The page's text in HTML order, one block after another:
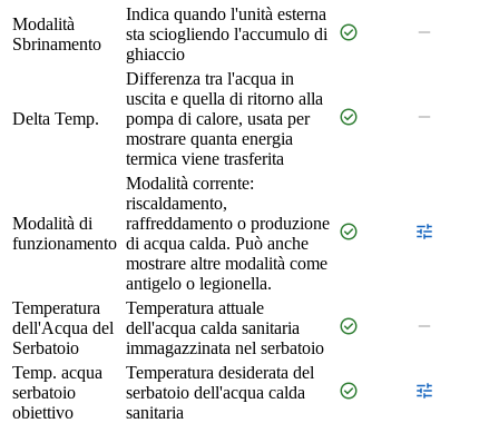
Modalità
Sbrinamento
Indica quando l'unità esterna
sta sciogliendo l'accumulo di
ghiaccio
check_circle remove
Delta Temp.
Differenza tra l'acqua in
uscita e quella di ritorno alla
pompa di calore, usata per
mostrare quanta energia
termica viene trasferita
check_circle remove
Modalità di
funzionamento
Modalità corrente:
riscaldamento,
raffreddamento o produzione
di acqua calda. Può anche
mostrare altre modalità come
antigelo o legionella.
check_circle tune
Temperatura
dell'Acqua del
Serbatoio
Temperatura attuale
dell'acqua calda sanitaria
immagazzinata nel serbatoio
check_circle remove
Temp. acqua
serbatoio
obiettivo
Temperatura desiderata del
serbatoio dell'acqua calda
sanitaria
check_circle tune